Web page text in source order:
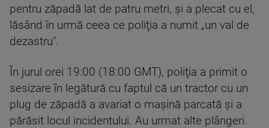
pentru zăpadă lat de patru metri, şi a plecat cu el,
lăsând în urmă ceea ce poliţia a numit „un val de
dezastru".
În jurul orei 19:00 (18:00 GMT), poliţia a primit o
sesizare în legătură cu faptul că un tractor cu un
plug de zăpadă a avariat o maşină parcată şi a
părăsit locul incidentului. Au urmat alte plângeri.